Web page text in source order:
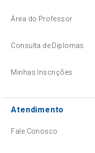
Área do Professor
Consulta de Diplomas
Minhas Inscrições
Atendimento
Fale Conosco